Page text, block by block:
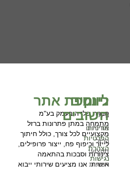
מפת אתר
חברת פלדה בעמק בע"מ
מתמחה במתן פתרונות ברזל
מקצועיים לכל צורך, כולל חיתוך
לייזר וכיפוף פח, ייצור פרופילים,
צינורות וסבכות בהתאמה
אישית. אנו מציעים שירותי ייבוא
לינקים
חשובים
מדיניות
הפרטיות
הצהרת
נגישות
ניווט
בית
אודותינו
ברזל
מקצועי
רשתות